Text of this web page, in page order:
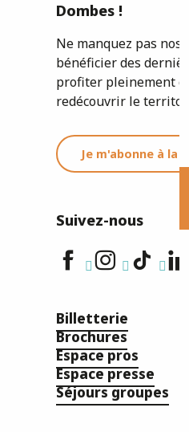
Dombes !
Ne manquez pas nos
bénéficier des
profiter pleinement
redécouvrir le
Je m'abonne à la
Suivez-nous
Billetterie
Brochures
Espace pros
Espace presse
Séjours groupes